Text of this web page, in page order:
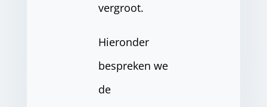
vergroot.
Hieronder
bespreken we
de